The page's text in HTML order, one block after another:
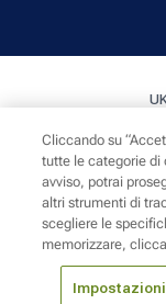
Cliccando su
tutte le categorie di
avviso, potrai
altri strumenti di
scegliere le
memorizzare,